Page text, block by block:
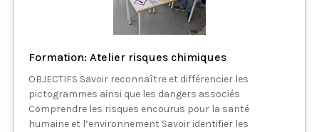
Formation: Atelier risques chimiques
OBJECTIFS Savoir reconnaître et différencier les
pictogrammes ainsi que les dangers associés
Comprendre les risques encourus pour la santé
humaine et l’environnement Savoir identifier les